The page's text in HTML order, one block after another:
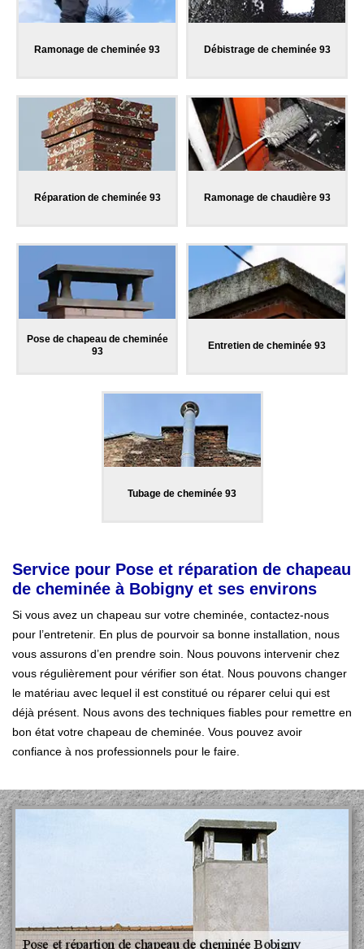
Ramonage de cheminée 93 Débistrage de cheminée 93
Réparation de cheminée 93 Ramonage de chaudière 93
Pose de chapeau de cheminée
93
Entretien de cheminée 93
Tubage de cheminée 93
Service pour Pose et réparation de chapeau
de cheminée à Bobigny et ses environs
Si vous avez un chapeau sur votre cheminée, contactez-nous
pour l’entretenir. En plus de pourvoir sa bonne installation, nous
vous assurons d’en prendre soin. Nous pouvons intervenir chez
vous régulièrement pour vérifier son état. Nous pouvons changer
le matériau avec lequel il est constitué ou réparer celui qui est
déjà présent. Nous avons des techniques fiables pour remettre en
bon état votre chapeau de cheminée. Vous pouvez avoir
confiance à nos professionnels pour le faire.